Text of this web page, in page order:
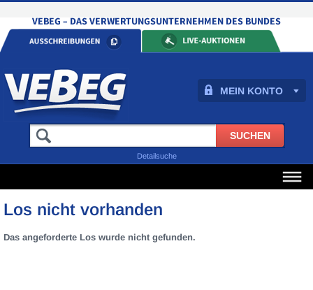
MEIN KONTO
Detailsuche
Los nicht vorhanden
Das angeforderte Los wurde nicht gefunden.